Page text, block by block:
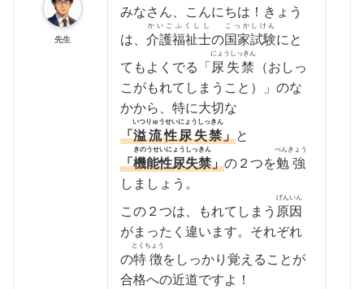
先生
みなさん、こんにちは！きょう
は、 介護福祉士
かいごふくしし
の国家試験
こっかしけん
にと
てもよくでる「尿失禁
にょうしっきん
（おしっ
こがもれてしまうこと）」のな
かから、特に大切な
「溢流性尿失禁
いつりゅうせいにょうしっきん
」と
「機能性尿失禁
きのうせいにょうしっきん
」の２つを勉強
べんきょう
しましょう。
この２つは、もれてしまう 原因
げんいん
がまったく違います。それぞれ
の特徴
とくちょう
をしっかり覚えることが
合格への近道ですよ！